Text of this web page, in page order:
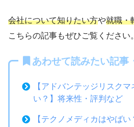
会社について知りたい方や就職・
こちらの記事もぜひご覧ください。
あわせて読みたい記事
【アドバンテッジリスク
い？】将来性・評判など
【テクノメディカはやば